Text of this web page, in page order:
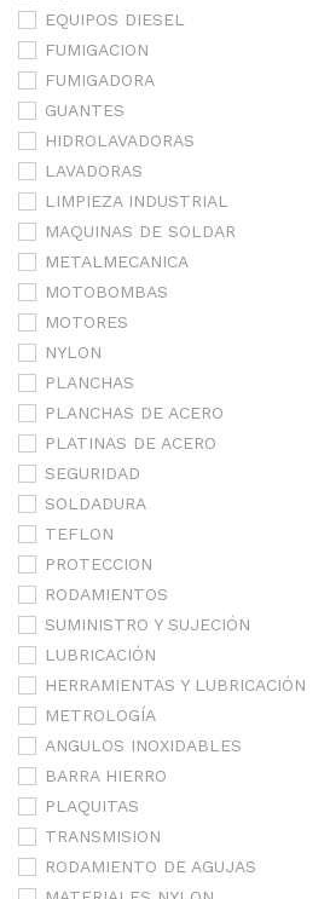
EQUIPOS DIESEL
FUMIGACION
FUMIGADORA
GUANTES
HIDROLAVADORAS
LAVADORAS
LIMPIEZA INDUSTRIAL
MAQUINAS DE SOLDAR
METALMECANICA
MOTOBOMBAS
MOTORES
NYLON
PLANCHAS
PLANCHAS DE ACERO
PLATINAS DE ACERO
SEGURIDAD
SOLDADURA
TEFLON
PROTECCION
RODAMIENTOS
SUMINISTRO Y SUJECIÓN
LUBRICACIÓN
HERRAMIENTAS Y LUBRICACIÓN
METROLOGÍA
ANGULOS INOXIDABLES
BARRA HIERRO
PLAQUITAS
TRANSMISION
RODAMIENTO DE AGUJAS